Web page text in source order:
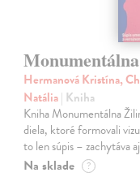
Hermanová Kristína,
Natália| Kniha
Kniha Monumentálna
diela, ktoré formovali
to len súpis – zachytáva
Na sklade ?